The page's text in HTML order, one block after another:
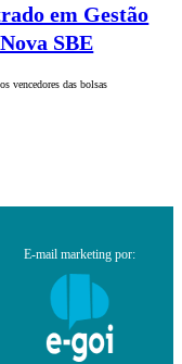
em Gestão
SBE
vencedores das bolsas
E-mail marketing por: